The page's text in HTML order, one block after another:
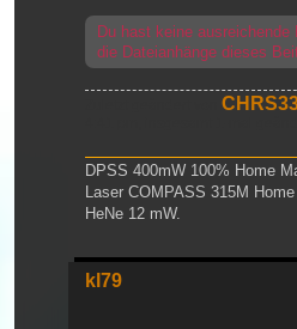
Du hast keine ausreichende
die Dateianhänge dieses
DPSS 400mW 100% Home
Laser COMPASS 315M
HeNe 12 mW.
kl79